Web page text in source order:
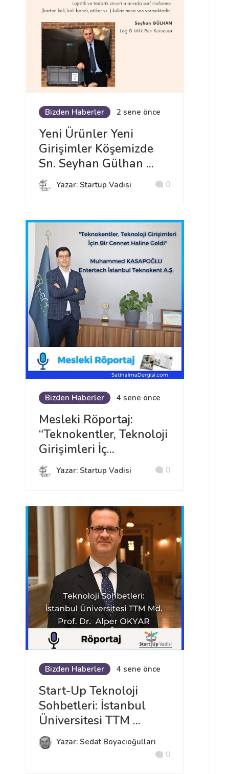
Bizden Haberler 2 sene önce
Yeni Ürünler Yeni
Girişimler Köşemizde
Sn. Seyhan Gülhan ...
Yazar: Startup Vadisi 0
Bizden Haberler 4 sene önce
Mesleki Röportaj:
“Teknokentler, Teknoloji
Girişimleri İç...
Yazar: Startup Vadisi 0
Bizden Haberler 4 sene önce
Start-Up Teknoloji
Sohbetleri: İstanbul
Üniversitesi TTM ...
Yazar: Sedat Boyacıoğulları
0